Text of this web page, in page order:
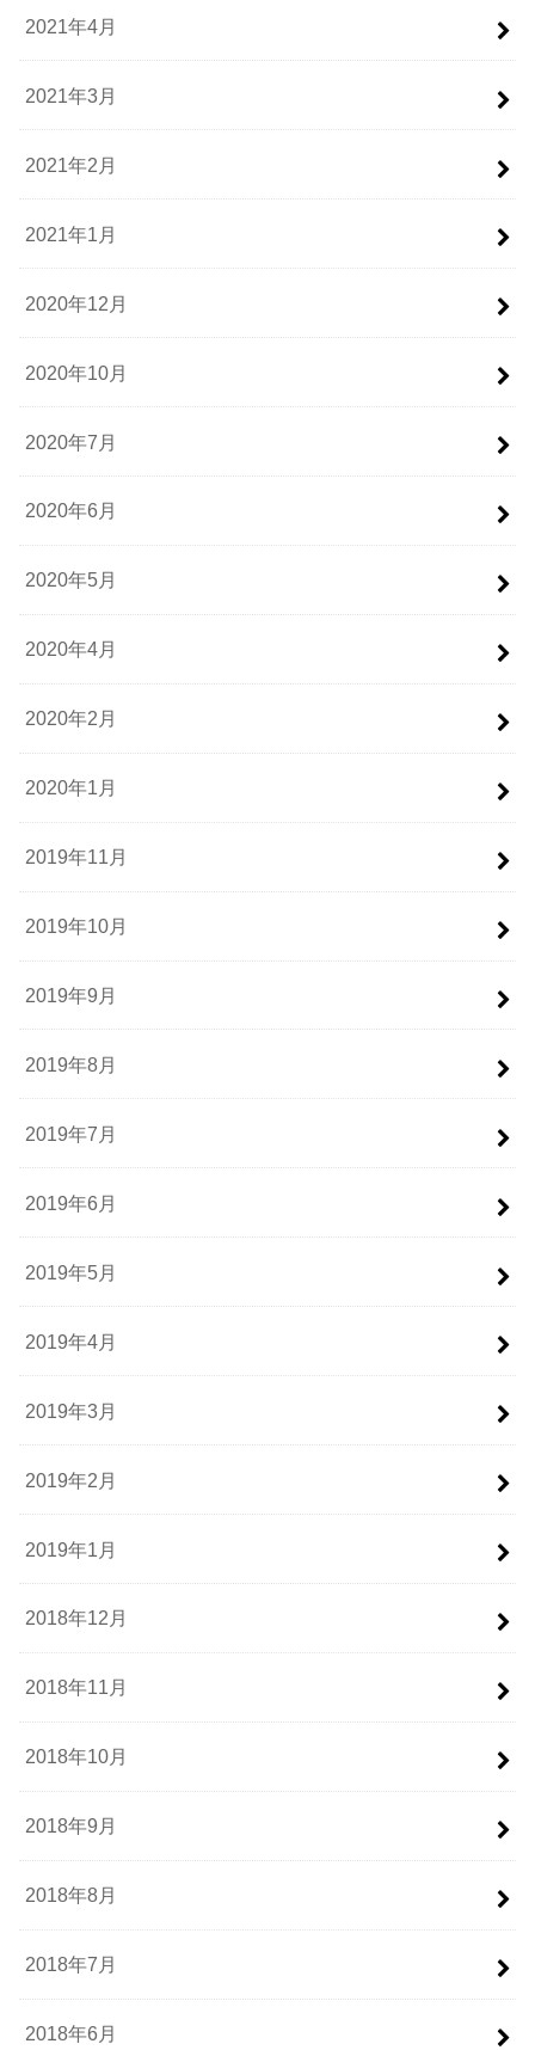
2021年4月
2021年3月
2021年2月
2021年1月
2020年12月
2020年10月
2020年7月
2020年6月
2020年5月
2020年4月
2020年2月
2020年1月
2019年11月
2019年10月
2019年9月
2019年8月
2019年7月
2019年6月
2019年5月
2019年4月
2019年3月
2019年2月
2019年1月
2018年12月
2018年11月
2018年10月
2018年9月
2018年8月
2018年7月
2018年6月